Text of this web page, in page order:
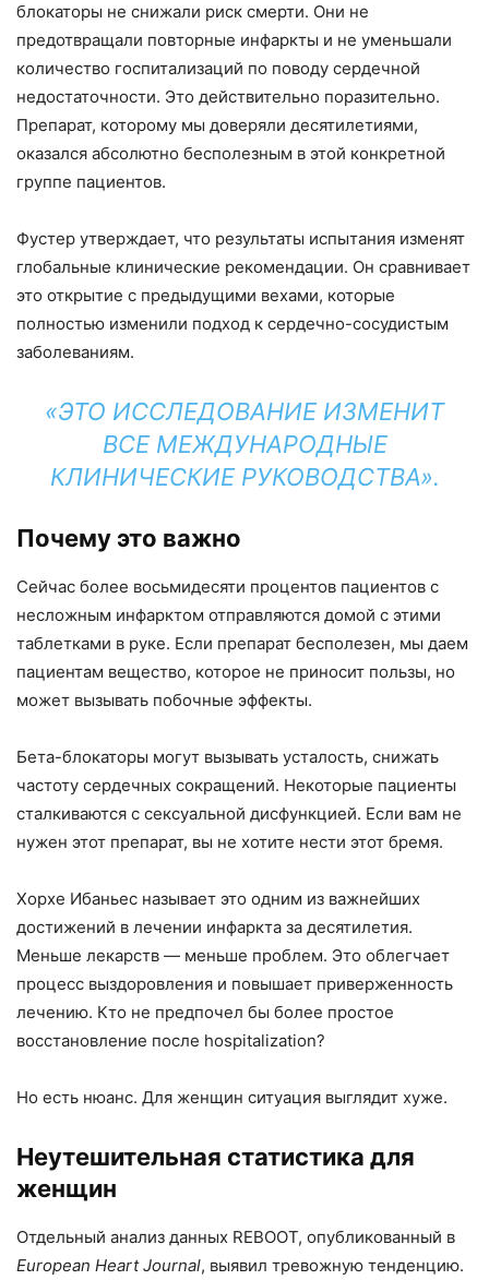
блокаторы не снижали риск смерти. Они не
предотвращали повторные инфаркты и не уменьшали
количество госпитализаций по поводу сердечной
недостаточности. Это действительно поразительно.
Препарат, которому мы доверяли десятилетиями,
оказался абсолютно бесполезным в этой конкретной
группе пациентов.
Фустер утверждает, что результаты испытания изменят
глобальные клинические рекомендации. Он сравнивает
это открытие с предыдущими вехами, которые
полностью изменили подход к сердечно-сосудистым
заболеваниям.
«ЭТО ИССЛЕДОВАНИЕ ИЗМЕНИТ
ВСЕ МЕЖДУНАРОДНЫЕ
КЛИНИЧЕСКИЕ РУКОВОДСТВА».
Почему это важно
Сейчас более восьмидесяти процентов пациентов с
несложным инфарктом отправляются домой с этими
таблетками в руке. Если препарат бесполезен, мы даем
пациентам вещество, которое не приносит пользы, но
может вызывать побочные эффекты.
Бета-блокаторы могут вызывать усталость, снижать
частоту сердечных сокращений. Некоторые пациенты
сталкиваются с сексуальной дисфункцией. Если вам не
нужен этот препарат, вы не хотите нести этот бремя.
Хорхе Ибаньес называет это одним из важнейших
достижений в лечении инфаркта за десятилетия.
Меньше лекарств — меньше проблем. Это облегчает
процесс выздоровления и повышает приверженность
лечению. Кто не предпочел бы более простое
восстановление после hospitalization?
Но есть нюанс. Для женщин ситуация выглядит хуже.
Неутешительная статистика для
женщин
Отдельный анализ данных REBOOT, опубликованный в
European Heart Journal, выявил тревожную тенденцию.